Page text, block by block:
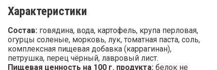
Характеристики
Состав: говядина, вода, картофель, крупа перловая,
огурцы соленые, морковь, лук, томатная паста, соль,
комплексная пищевая добавка (каррагинан),
петрушка, перец чёрный, лавровый лист.
Пищевая ценность на 100 г. продукта: белок не